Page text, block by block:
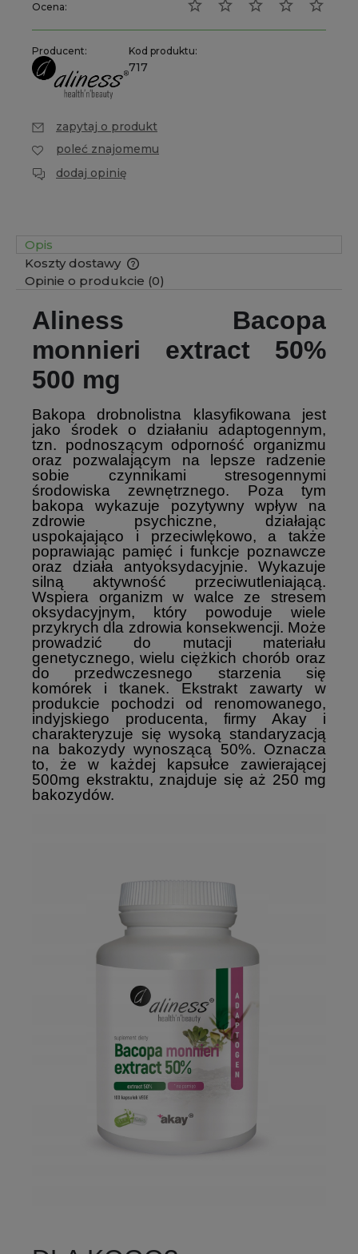
Ocena:
Producent: Kod produktu:
717
zapytaj o produkt
poleć znajomemu
dodaj opinię
Opis
Koszty dostawy
Cena nie zawiera ewentualnych kosztów płatności
Opinie o produkcie (0)
Aliness Bacopa
monnieri extract 50%
500 mg
Bakopa drobnolistna klasyfikowana jest
jako środek o działaniu adaptogennym,
tzn. podnoszącym odporność organizmu
oraz pozwalającym na lepsze radzenie
sobie czynnikami stresogennymi
środowiska zewnętrznego. Poza tym
bakopa wykazuje pozytywny wpływ na
zdrowie psychiczne, działając
uspokajająco i przeciwlękowo, a także
poprawiając pamięć i funkcje poznawcze
oraz działa antyoksydacyjnie. Wykazuje
silną aktywność przeciwutleniającą.
Wspiera organizm w walce ze stresem
oksydacyjnym, który powoduje wiele
przykrych dla zdrowia konsekwencji. Może
prowadzić do mutacji materiału
genetycznego, wielu ciężkich chorób oraz
do przedwczesnego starzenia się
komórek i tkanek. Ekstrakt zawarty w
produkcie pochodzi od renomowanego,
indyjskiego producenta, firmy Akay i
charakteryzuje się wysoką standaryzacją
na bakozydy wynoszącą 50%. Oznacza
to, że w każdej kapsułce zawierającej
500mg ekstraktu, znajduje się aż 250 mg
bakozydów.